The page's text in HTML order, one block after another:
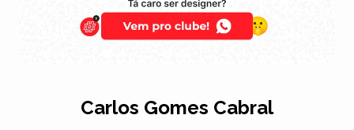
Carlos Gomes Cabral